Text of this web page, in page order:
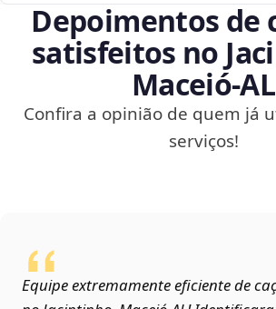
Depoimentos de
satisfeitos no
Maceió‑AL
Confira a opinião de quem já
serviços!
Equipe extremamente eficiente de